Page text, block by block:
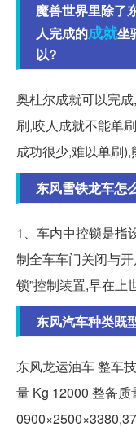
魔兽世界里除了
人完成的成就坐
以?
奥杜尔成就可以完
刷,咬人成就不能单
成功很少,难以单刷
东风雪铁龙车怎
1、车内中控锁是指
制全车车门关闭与
锁”控制装置,早在上
东风汽车种类既
东风龙运油车 整车
量 Kg 12000 整备质